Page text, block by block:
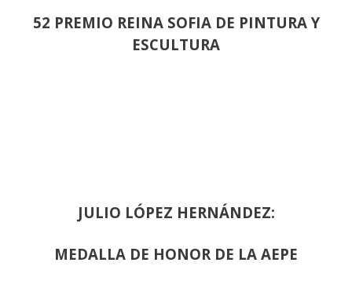
52 PREMIO REINA SOFIA DE PINTURA Y
ESCULTURA
JULIO LÓPEZ HERNÁNDEZ:
MEDALLA DE HONOR DE LA AEPE